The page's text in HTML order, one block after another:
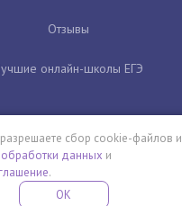
Отзывы
онлайн-школы ЕГЭ
летняя школа
сбор cookie-файлов и
обработки данных и
.
OK